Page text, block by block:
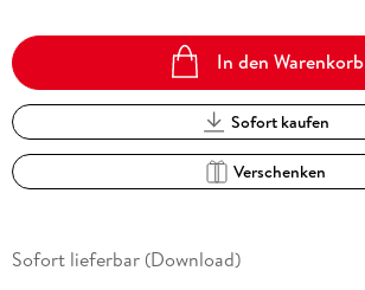
In den Warenkorb
Sofort kaufen
Verschenken
Sofort lieferbar (Download)